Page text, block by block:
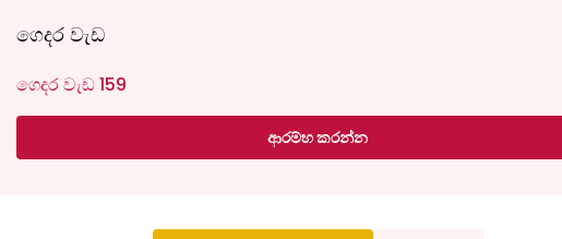
ගෙදර වැඩ
ගෙදර වැඩ 159
ආරම්භ කරන්න